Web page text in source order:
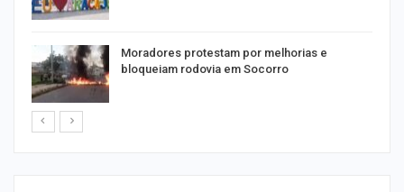
Moradores protestam por melhorias e
bloqueiam rodovia em Socorro